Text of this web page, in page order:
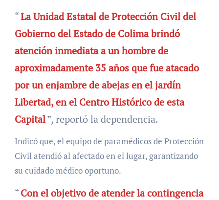
“La Unidad Estatal de Protección Civil del
Gobierno del Estado de Colima brindó
atención inmediata a un hombre de
aproximadamente 35 años que fue atacado
por un enjambre de abejas en el jardín
Libertad, en el Centro Histórico de esta
Capital”, reportó la dependencia.
Indicó que, el equipo de paramédicos de Protección
Civil atendió al afectado en el lugar, garantizando
su cuidado médico oportuno.
“Con el objetivo de atender la contingencia